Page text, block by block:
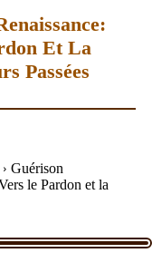
Et La
Passées
Guérison
le Pardon et la